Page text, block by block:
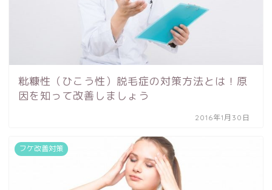
粃糠性（ひこう性）脱毛症の対策方法とは！原
因を知って改善しましょう
2016年1月30日
フケ改善対策